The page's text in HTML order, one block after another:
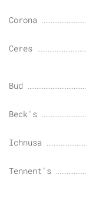
Corona
Ceres
Bud
Beck's
Ichnusa
Tennent's